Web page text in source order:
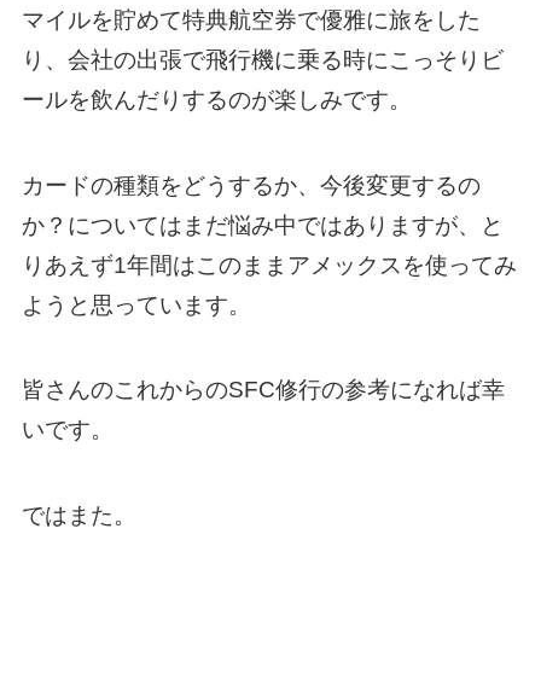
マイルを貯めて特典航空券で優雅に旅をした
り、会社の出張で飛行機に乗る時にこっそりビ
ールを飲んだりするのが楽しみです。
カードの種類をどうするか、今後変更するの
か？についてはまだ悩み中ではありますが、と
りあえず1年間はこのままアメックスを使ってみ
ようと思っています。
皆さんのこれからのSFC修行の参考になれば幸
いです。
ではまた。